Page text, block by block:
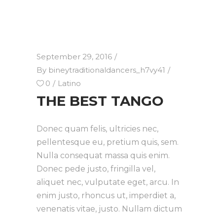
September 29, 2016
By bineytraditionaldancers_h7vy41
0
Latino
THE BEST TANGO
Donec quam felis, ultricies nec,
pellentesque eu, pretium quis, sem.
Nulla consequat massa quis enim.
Donec pede justo, fringilla vel,
aliquet nec, vulputate eget, arcu. In
enim justo, rhoncus ut, imperdiet a,
venenatis vitae, justo. Nullam dictum